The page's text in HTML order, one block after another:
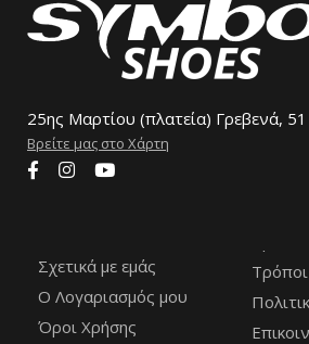
25ης Μαρτίου (πλατεία) Γρεβενά,
Βρείτε μας στο Χάρτη
Σχετικά με εμάς
Ο Λογαριασμός μου
Όροι Χρήσης